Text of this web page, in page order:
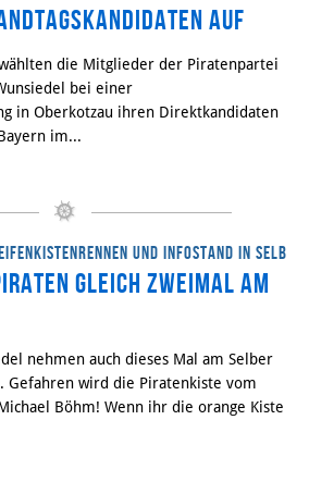
auf
die Mitglieder der Piratenpartei
bei einer
in Oberkotzau ihren Direktkandidaten
im...
und Infostand in Selb
gleich zweimal am
nehmen auch dieses Mal am Selber
Gefahren wird die Piratenkiste vom
Böhm! Wenn ihr die orange Kiste